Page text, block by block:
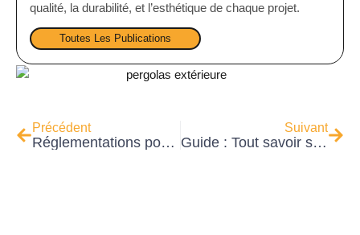
qualité, la durabilité, et l’esthétique de chaque projet.
Toutes Les Publications
Précédent
Réglementations pour l’installation d’une pergola
Suivant
Guide : Tout savoir sur la Pergola Bioclimatique